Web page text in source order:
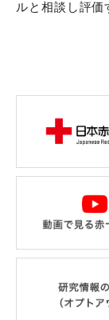
ルと相談し評価